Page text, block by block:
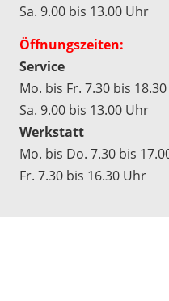
Sa. 9.00 bis 13.00 Uhr
Öffnungszeiten:
Service
Mo. bis Fr. 7.30 bis
Sa. 9.00 bis 13.00 Uhr
Werkstatt
Mo. bis Do. 7.30 bis
Fr. 7.30 bis 16.30 Uhr